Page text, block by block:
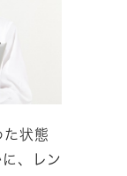
た状態
、レン